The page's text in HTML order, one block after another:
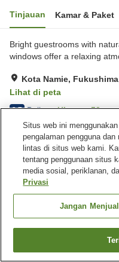
Tinjauan Kamar & Paket
Bright guestrooms with
windows offer a relaxing
Kota Namie,
Lihat di peta
3.7 Baik Ulasan:53
Fasilitas properti
Tempat parkir
Laundry berbayar
Jepang
Hotel Plaisir Namie
Situs web ini
pengalaman pengguna
lintas di situs web kami.
tentang penggunaan situs
media sosial, periklanan,
Privasi
Jangan